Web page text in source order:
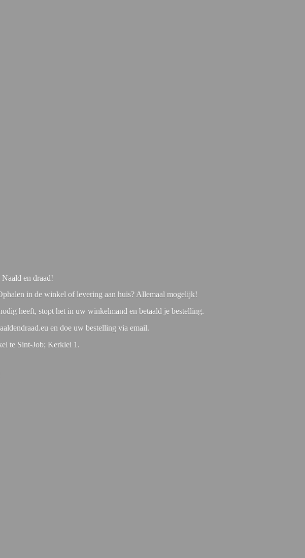
en draad!
in de winkel of levering aan huis? Allemaal mogelijk!
heeft, stopt het in uw winkelmand en betaald je bestelling.
en doe uw bestelling via email.
te Sint-Job; Kerklei 1.